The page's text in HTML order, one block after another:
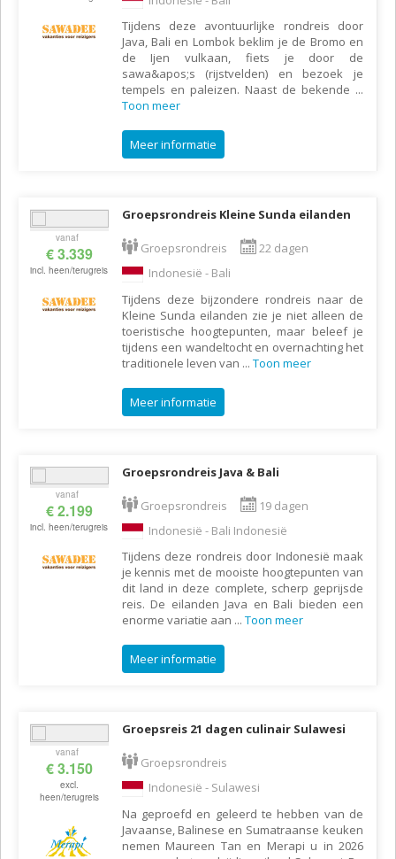
Tijdens deze avontuurlijke rondreis door
Java, Bali en Lombok beklim je de Bromo en
de Ijen vulkaan, fiets je door de
sawa&apos;s (rijstvelden) en bezoek je
tempels en paleizen. Naast de bekende ...
Toon meer
Meer informatie
vanaf
€ 3.339
incl. heen/terugreis
Groepsrondreis Kleine Sunda eilanden
Groepsrondreis
22 dagen
Indonesië - Bali
Tijdens deze bijzondere rondreis naar de
Kleine Sunda eilanden zie je niet alleen de
toeristische hoogtepunten, maar beleef je
tijdens een wandeltocht en overnachting het
traditionele leven van ... Toon meer
Meer informatie
vanaf
€ 2.199
incl. heen/terugreis
Groepsrondreis Java & Bali
Groepsrondreis
19 dagen
Indonesië - Bali Indonesië
Tijdens deze rondreis door Indonesië maak
je kennis met de mooiste hoogtepunten van
dit land in deze complete, scherp geprijsde
reis. De eilanden Java en Bali bieden een
enorme variatie aan ... Toon meer
Meer informatie
vanaf
€ 3.150
excl.
heen/terugreis
Groepsreis 21 dagen culinair Sulawesi
Groepsrondreis
Indonesië - Sulawesi
Na geproefd en geleerd te hebben van de
Javaanse, Balinese en Sumatraanse keuken
nemen Maureen Tan en Merapi u in 2026